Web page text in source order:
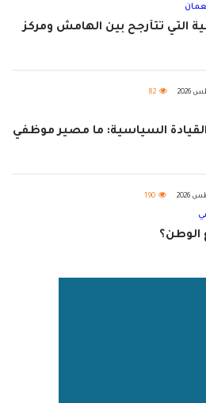
التي تتأرجح بين الهامش ومركز
82
السياسية: ما مصير موظفي
190